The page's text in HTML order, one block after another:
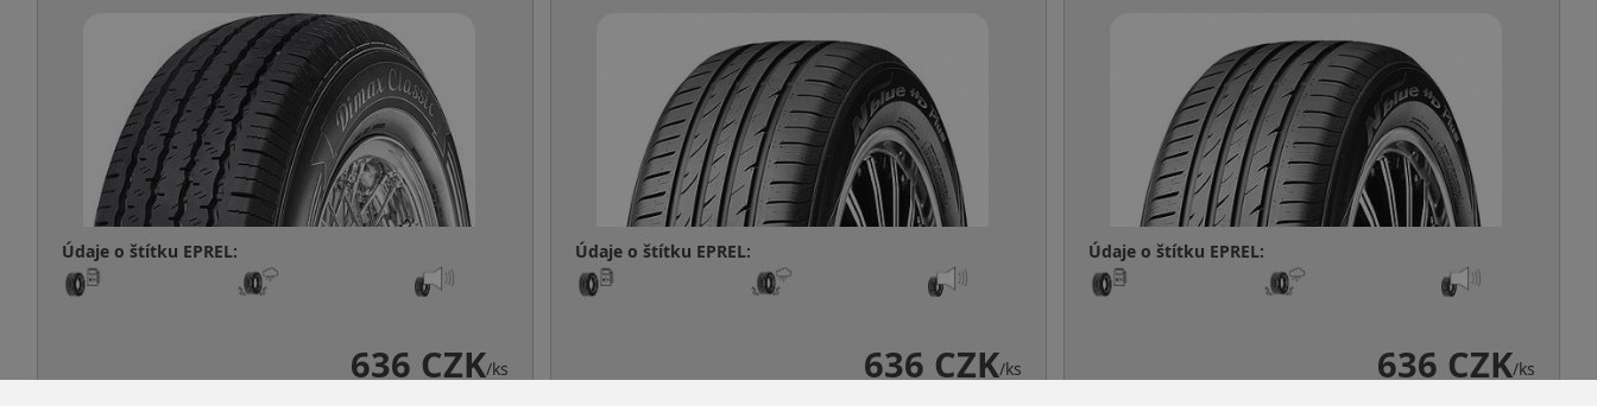
Údaje o štítku EPREL:
636 CZK/ks
Údaje o štítku EPREL:
636 CZK/ks
Údaje o štítku EPREL:
636 CZK/ks